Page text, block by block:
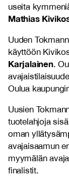
useita
Mathias
Uuden
käyttöön
Karjalainen.
Oulua
Uusien
tuotelahjoja
oman
avajaisaamun
myymälän
finalistit.